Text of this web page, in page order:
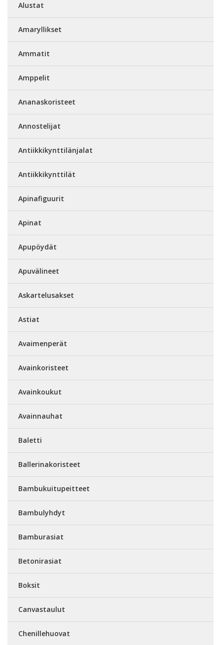
Alustat
Amaryllikset
Ammatit
Amppelit
Ananaskoristeet
Annostelijat
Antiikkikynttilänjalat
Antiikkikynttilät
Apinafiguurit
Apinat
Apupöydät
Apuvälineet
Askartelusakset
Astiat
Avaimenperät
Avainkoristeet
Avainkoukut
Avainnauhat
Baletti
Ballerinakoristeet
Bambukuitupeitteet
Bambulyhdyt
Bamburasiat
Betonirasiat
Boksit
Canvastaulut
Chenillehuovat